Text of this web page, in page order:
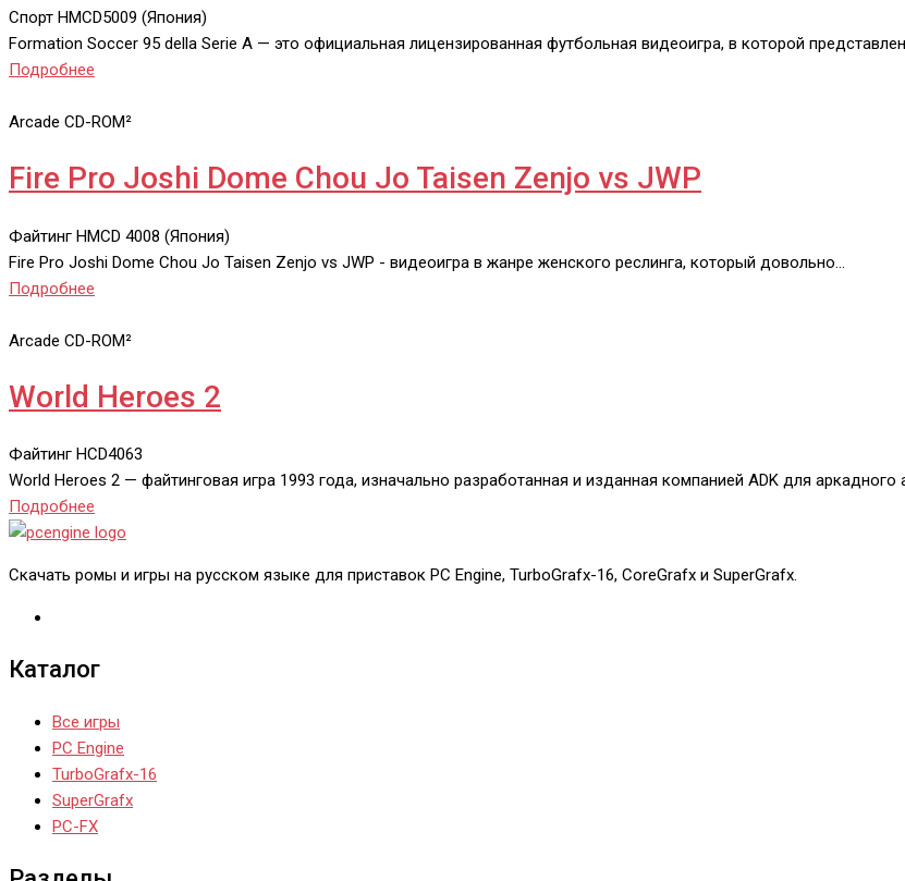
Спорт HMCD5009 (Япония)
Formation Soccer 95 della Serie A — это официальная лицензированная футбольная видеоигра, в которой
Подробнее
Arcade CD-ROM²
Fire Pro Joshi Dome Chou Jo Taisen Zenjo vs JWP
Файтинг HMCD 4008 (Япония)
Fire Pro Joshi Dome Chou Jo Taisen Zenjo vs JWP - видеоигра в жанре женского реслинга, который довольно…
Подробнее
Arcade CD-ROM²
World Heroes 2
Файтинг HCD4063
World Heroes 2 — файтинговая игра 1993 года, изначально разработанная и изданная компанией ADK для аркадного
Подробнее
Скачать ромы и игры на русском языке для приставок PC Engine, TurboGrafx-16, CoreGrafx и SuperGrafx.
Каталог
Все игры
PC Engine
TurboGrafx-16
SuperGrafx
PC-FX